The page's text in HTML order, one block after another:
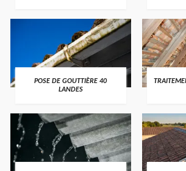
POSE DE GOUTTIÈRE 40
LANDES